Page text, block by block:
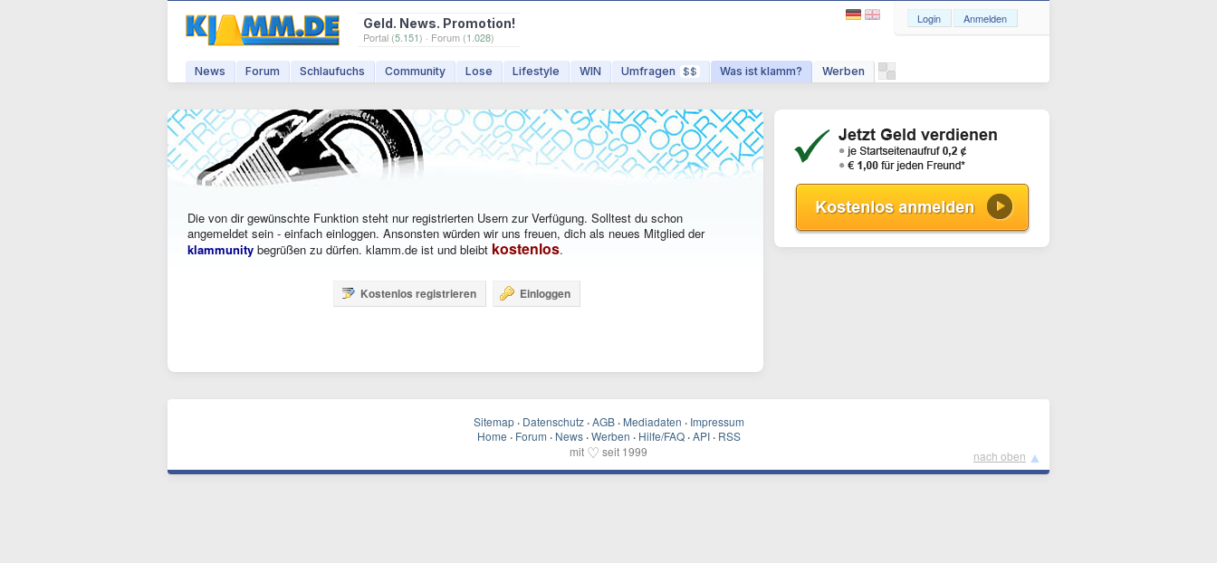
Geld. News. Promotion!
Portal (5.151) · Forum (1.028)
News Forum Schlaufuchs Community Lose Lifestyle WIN Umfragen $$ Was ist klamm? Werben
Login Anmelden
Die von dir gewünschte Funktion steht nur registrierten Usern zur Verfügung. Solltest du schon
angemeldet sein - einfach einloggen. Ansonsten würden wir uns freuen, dich als neues Mitglied der
klammunity begrüßen zu dürfen. klamm.de ist und bleibt kostenlos.
Kostenlos registrieren Einloggen
Sitemap · Datenschutz · AGB · Mediadaten · Impressum
Home · Forum · News · Werben · Hilfe/FAQ · API · RSS
mit ♡ seit 1999 nach oben ▲